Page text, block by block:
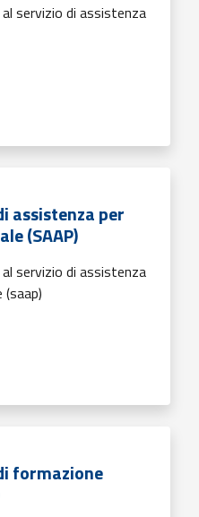
servizio di assistenza
assistenza per
(SAAP)
servizio di assistenza
(saap)
formazione